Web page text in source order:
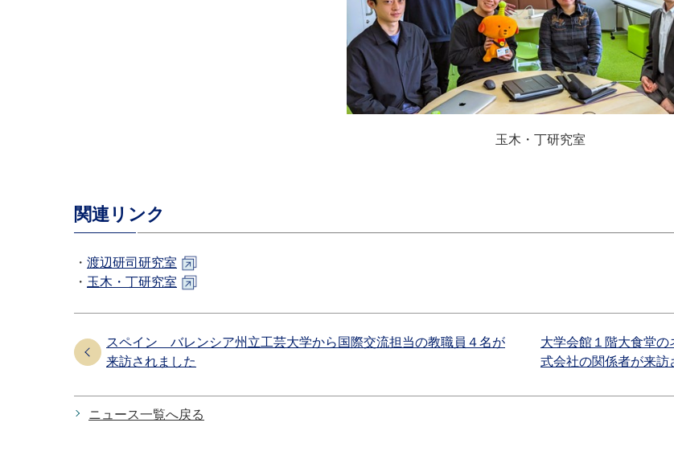
玉木・丁研究室
関連リンク
・ 渡辺研司研究室
・ 玉木・丁研究室
スペイン バレンシア州立工芸大学から国際交流担当の教職員４名が
来訪されました
大学会館１階大食堂
式会社の関係者が来訪
ニュース一覧へ戻る